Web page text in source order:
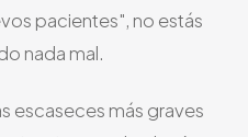
pacientes", no estás
nada mal.
escaseces más graves